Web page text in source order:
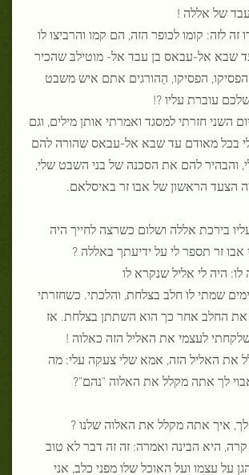
של אללה !
זה לזה: קומו לכופר הזה, הם קמו והרביצו לו
שבא אל-עבאס בן עבד אל- מוטילבּ שהכיר
הפסיקו, הַהורגים אתם איש משבט
עוברת עליו ?!
השני חזרתי למסגד ואמרתי אותן מילים, וגם
בכל מאודם עד שבא אל-עבאס שהורה להם
והבהיר להם את הסכנה של בני השבט שלי,
הצעד הראשון של אבו זר באיסלאם.
בירכת אללה ושלום כשרצה לחייך היה
אבו זר תספר לי על ידיעתך באללה ?
לו: היה לי אליל שנקרא לו
שמתי לו חלב בצלחת, והלכתי. כשחזרתי
את החלב אחר כך הוא השתתן בצלחת. אז
לעצמי את האליל הזה כאלוה !
את האליל הזה, אמא שלי צעקה עלי: מה
לך אתה מקלל את האלוה "נהם"?
לך, איך אתה מקלל את האלוה שלנו ?
היא הבינה ואמרה: זה זה דבר לא טוב
על עצמו ועל האוכל שלו מפני כלב, אני